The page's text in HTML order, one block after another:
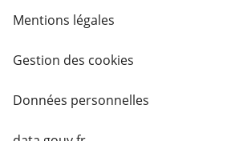
Mentions légales
Gestion des cookies
Données personnelles